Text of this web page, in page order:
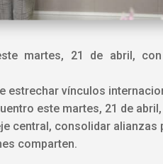
martes, 21 de abril,
estrechar vínculos
este martes, 21 de
central, consolidar
comparten.